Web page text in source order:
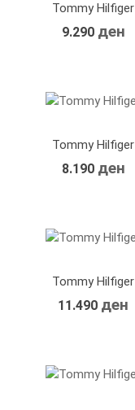
Tommy Hilfiger
9.290 ден
Tommy Hilfiger
8.190 ден
Tommy Hilfiger
11.490 ден